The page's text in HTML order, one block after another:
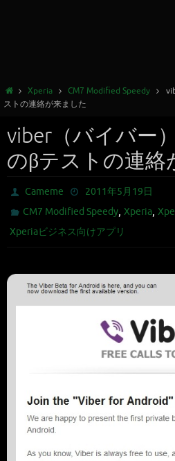
Xperia CM7 Modified Speedy
ストの連絡が来ました
viber（バイバー
のβテストの連絡
Cameme
2011年5月19日
CM7 Modified Speedy,Xperia,
Xperiaビジネス向けアプリ